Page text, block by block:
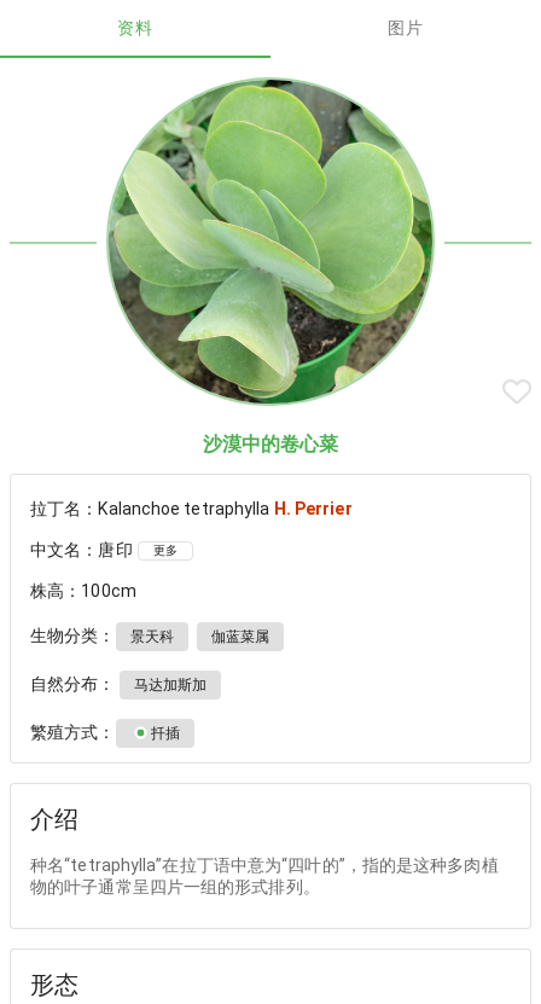
资料 图片
沙漠中的卷心菜
拉丁名：Kalanchoe tetraphylla H. Perrier
中文名：唐印 更多
株高：100cm
生物分类： 景天科 伽蓝菜属
自然分布： 马达加斯加
繁殖方式： 扦插
介绍
种名“tetraphylla”在拉丁语中意为“四叶的”，指的是这种多肉植
物的叶子通常呈四片一组的形式排列。
形态